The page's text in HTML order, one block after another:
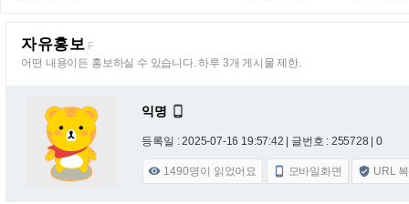
자유홍보 F
어떤 내용이든 홍보하실 수 있습니다. 하루 3개 게시물 제한.
익명 
등록일 : 2025-07-16 19:57:42 | 글번호 : 255728 | 0
 1490명이 읽었어요  모바일화면  URL